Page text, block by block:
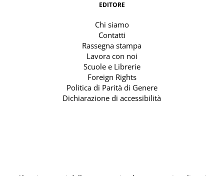
EDITORE
Chi siamo
Contatti
Rassegna stampa
Lavora con noi
Scuole e Librerie
Foreign Rights
Politica di Parità di Genere
Dichiarazione di accessibilità